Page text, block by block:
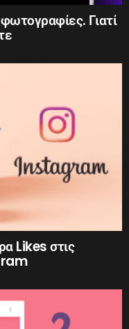
Γιατί
Likes στις